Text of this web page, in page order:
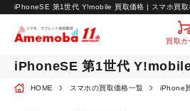
iPhoneSE 第1世代 Y!mobile 買取価格 | スマホ買取
買取カ
お知らせ
お問い合わせ
iPhoneSE 第1世代
HOME スマホの買取価格一覧 iPhone